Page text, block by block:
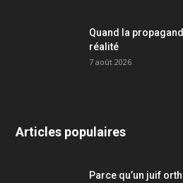
Quand la
réalité
7 août 2026
Articles populaires
Parce qu’un juif